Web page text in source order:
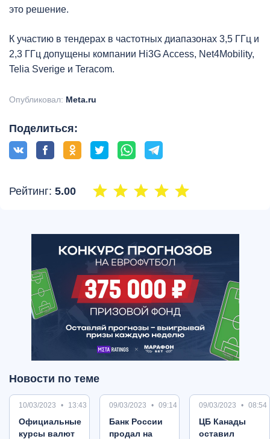
это решение.
К участию в тендерах в частотных диапазонах 3,5 ГГц и
2,3 ГГц допущены компании Hi3G Access, Net4Mobility,
Telia Sverige и Teracom.
Опубликовал: Meta.ru
Поделиться:
Рейтинг: 5.00
Новости по теме
10/03/2023 13:43
Oфициальные
курсы валют
09/03/2023 09:14
Банк России
продал на
09/03/2023 08:54
ЦБ Канады
оставил